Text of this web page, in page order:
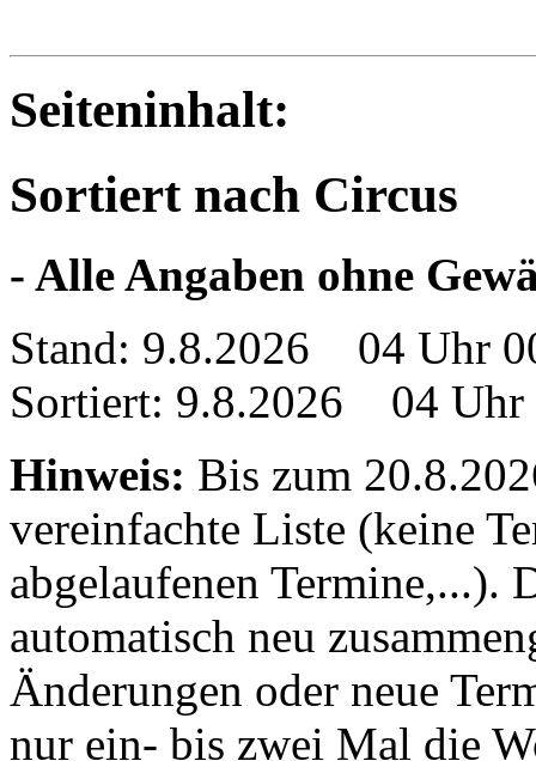
Seiteninhalt:
Sortiert nach Circus
- Alle Angaben ohne
Stand: 9.8.2026 04 Uhr
Sortiert: 9.8.2026 04 Uhr
Hinweis: Bis zum
vereinfachte Liste (keine
abgelaufenen
automatisch neu
Änderungen oder neue
nur ein- bis zwei Mal die